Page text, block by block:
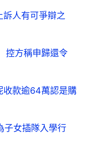
人有可爭辯之
控方稱申歸還令
款逾64萬認是購
女插隊入學行